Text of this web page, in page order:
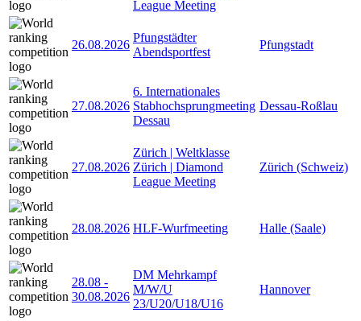
League Meeting
26.08.2026
Pfungstädter
Abendsportfest
Pfungstadt
27.08.2026
6. Internationales
Stabhochsprungmeeting
Dessau
Dessau-Roßlau
27.08.2026
Zürich | Weltklasse
Zürich | Diamond
League Meeting
Zürich (Schweiz)
28.08.2026 HLF-Wurfmeeting Halle (Saale)
28.08 -
30.08.2026
DM Mehrkampf
M/W/U
23/U20/U18/U16
Hannover